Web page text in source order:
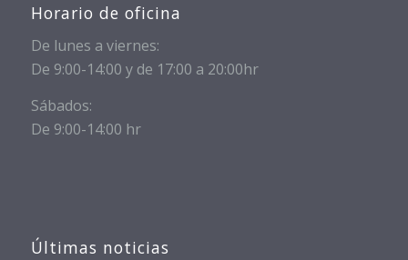
Horario de oficina
De lunes a viernes:
De 9:00-14:00 y de 17:00 a 20:00hr
Sábados:
De 9:00-14:00 hr
Últimas noticias